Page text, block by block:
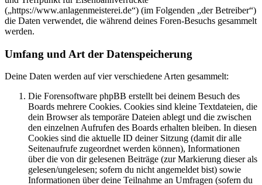
(„https://www.anlagenmeisterei.de“) (im Folgenden „der Betreiber“)
die Daten verwendet, die während deines Foren-Besuchs gesammelt
werden.
Umfang und Art der Datenspeicherung
Deine Daten werden auf vier verschiedene Arten gesammelt:
Die Forensoftware phpBB erstellt bei deinem Besuch des
Boards mehrere Cookies. Cookies sind kleine Textdateien, die
dein Browser als temporäre Dateien ablegt und die zwischen
den einzelnen Aufrufen des Boards erhalten bleiben. In diesen
Cookies sind die aktuelle ID deiner Sitzung (damit dir alle
Seitenaufrufe zugeordnet werden können), Informationen
über die von dir gelesenen Beiträge (zur Markierung dieser als
gelesen/ungelesen; sofern du nicht angemeldet bist) sowie
Informationen über deine Teilnahme an Umfragen (sofern du